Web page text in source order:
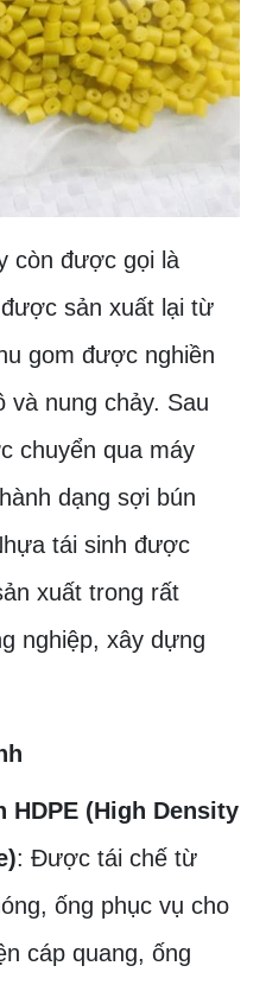
còn được gọi là
sản xuất lại từ
gom được nghiền
và nung chảy. Sau
chuyển qua máy
dạng sợi bún
tái sinh được
xuất trong rất
nghiệp, xây dựng
HDPE (High Density
: Được tái chế từ
ống phục vụ cho
cáp quang, ống